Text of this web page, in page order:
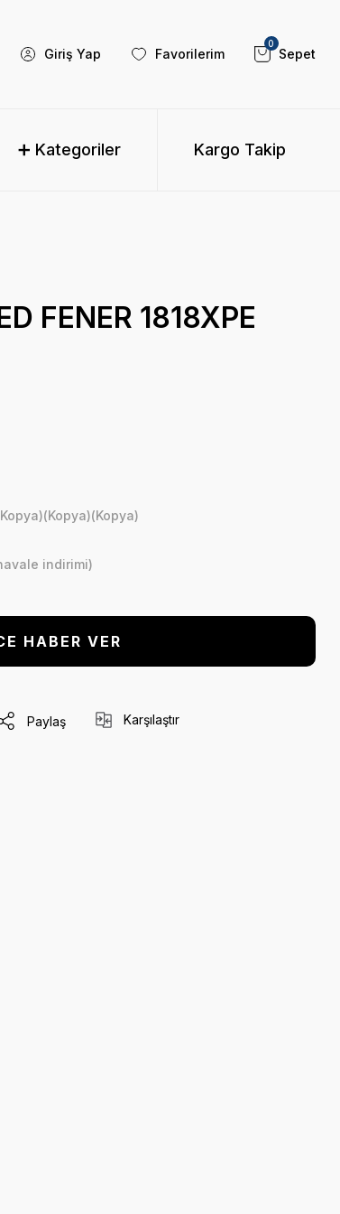
Giriş Yap Favorilerim Sepet
0
➕ Kategoriler Kargo Takip
FENER 1818XPE
indirimi)
HABER VER
Paylaş Karşılaştır